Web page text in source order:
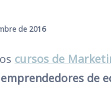
de 2016
cursos de
emprendedores de